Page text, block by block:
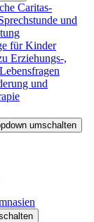
Caritas-
und
für Kinder
Erziehungs-,
und
umschalten